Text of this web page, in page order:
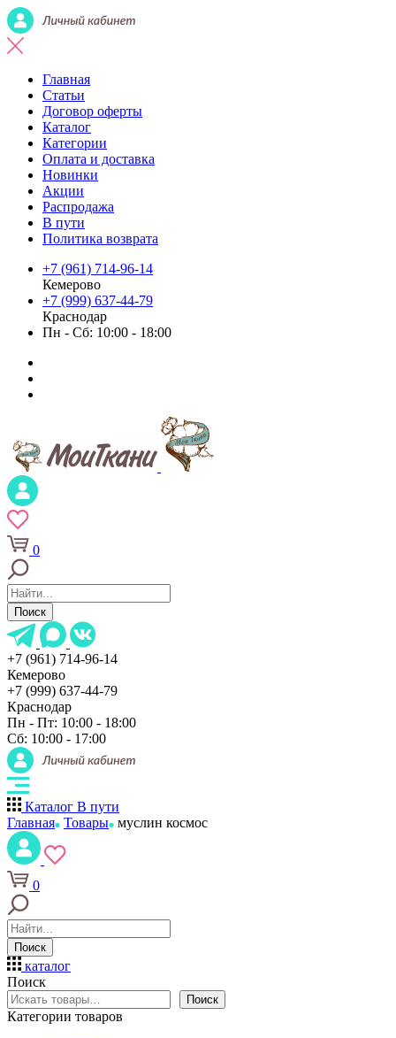
Главная
Статьи
Договор оферты
Каталог
Категории
Оплата и доставка
Новинки
Акции
Распродажа
В пути
Политика возврата
+7 (961) 714-96-14
Кемерово
+7 (999) 637-44-79
Краснодар
Пн - Сб: 10:00 - 18:00
0
Поиск
+7 (961) 714-96-14
Кемерово
+7 (999) 637-44-79
Краснодар
Пн - Пт: 10:00 - 18:00
Сб: 10:00 - 17:00
Каталог В пути
Главная Товары муслин космос
0
Поиск
каталог
Поиск
Поиск
Категории товаров